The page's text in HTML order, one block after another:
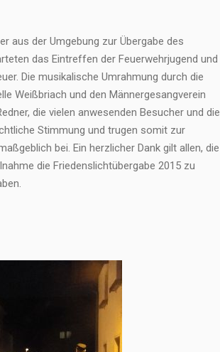
aus der Umgebung zur Übergabe des
das Eintreffen der Feuerwehrjugend und
Die musikalische Umrahmung durch die
Weißbriach und den Männergesangverein
die vielen anwesenden Besucher und die
Stimmung und trugen somit zur
bei. Ein herzlicher Dank gilt allen, die
die Friedenslichtübergabe 2015 zu